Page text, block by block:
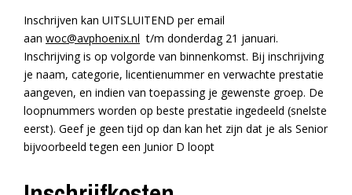
Inschrijven kan UITSLUITEND per email
aan woc@avphoenix.nl t/m donderdag 21 januari.
Inschrijving is op volgorde van binnenkomst. Bij inschrijving
je naam, categorie, licentienummer en verwachte prestatie
aangeven, en indien van toepassing je gewenste groep. De
loopnummers worden op beste prestatie ingedeeld (snelste
eerst). Geef je geen tijd op dan kan het zijn dat je als Senior
bijvoorbeeld tegen een Junior D loopt